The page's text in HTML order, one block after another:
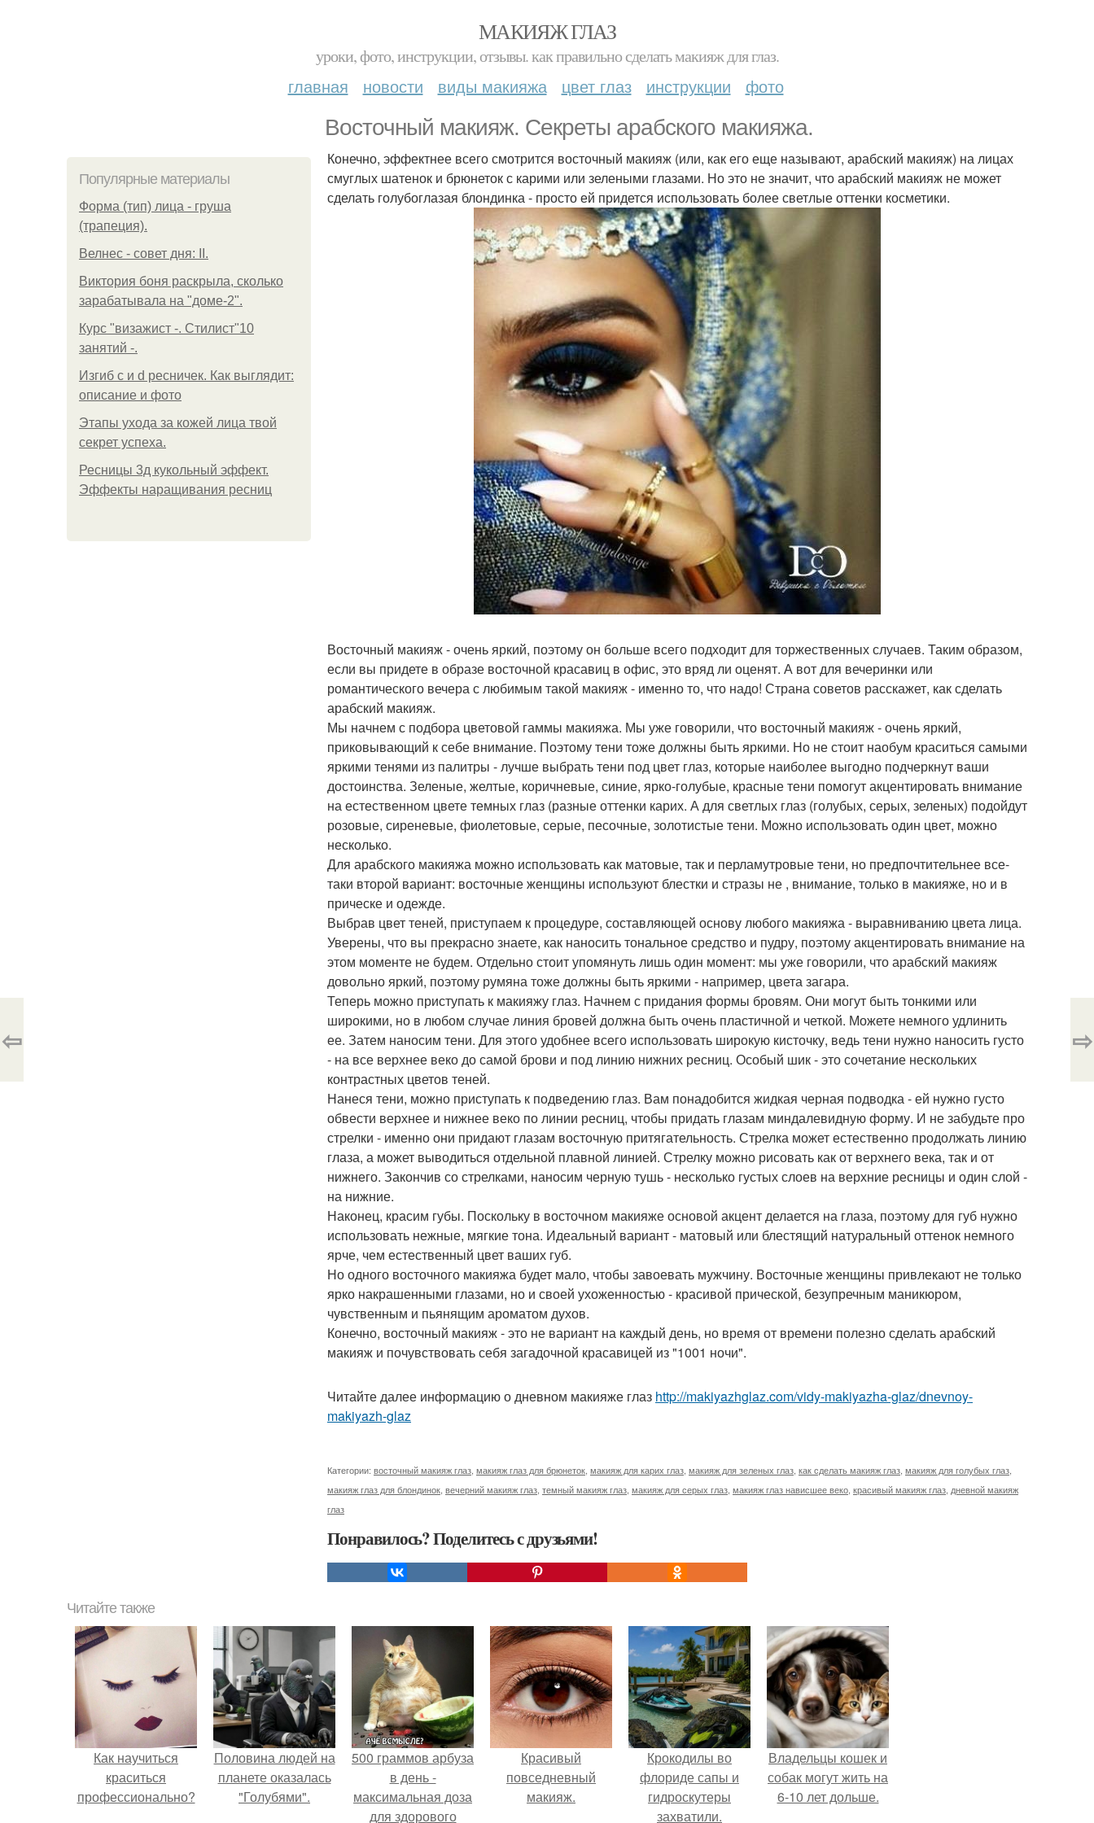
МАКИЯЖ ГЛАЗ
уроки, фото, инструкции, отзывы. как правильно сделать макияж для глаз.
главная новости виды макияжа цвет глаз инструкции фото
Восточный макияж. Секреты арабского макияжа.
Популярные материалы
Форма (тип) лица - груша
(трапеция).
Велнес - совет дня: II.
Виктория боня раскрыла, сколько
зарабатывала на "доме-2".
Курс "визажист -. Стилист"10
занятий -.
Изгиб c и d ресничек. Как выглядит:
описание и фото
Этапы ухода за кожей лица твой
секрет успеха.
Ресницы 3д кукольный эффект.
Эффекты наращивания ресниц
Конечно, эффектнее всего смотрится восточный макияж (или, как его еще называют, арабский макияж) на лицах
смуглых шатенок и брюнеток с карими или зелеными глазами. Но это не значит, что арабский макияж не может
сделать голубоглазая блондинка - просто ей придется использовать более светлые оттенки косметики.
Восточный макияж - очень яркий, поэтому он больше всего подходит для торжественных случаев. Таким образом,
если вы придете в образе восточной красавиц в офис, это вряд ли оценят. А вот для вечеринки или
романтического вечера с любимым такой макияж - именно то, что надо! Страна советов расскажет, как сделать
арабский макияж.
Мы начнем с подбора цветовой гаммы макияжа. Мы уже говорили, что восточный макияж - очень яркий,
приковывающий к себе внимание. Поэтому тени тоже должны быть яркими. Но не стоит наобум краситься самыми
яркими тенями из палитры - лучше выбрать тени под цвет глаз, которые наиболее выгодно подчеркнут ваши
достоинства. Зеленые, желтые, коричневые, синие, ярко-голубые, красные тени помогут акцентировать внимание
на естественном цвете темных глаз (разные оттенки карих. А для светлых глаз (голубых, серых, зеленых) подойдут
розовые, сиреневые, фиолетовые, серые, песочные, золотистые тени. Можно использовать один цвет, можно
несколько.
Для арабского макияжа можно использовать как матовые, так и перламутровые тени, но предпочтительнее все-
таки второй вариант: восточные женщины используют блестки и стразы не , внимание, только в макияже, но и в
прическе и одежде.
Выбрав цвет теней, приступаем к процедуре, составляющей основу любого макияжа - выравниванию цвета лица.
Уверены, что вы прекрасно знаете, как наносить тональное средство и пудру, поэтому акцентировать внимание на
этом моменте не будем. Отдельно стоит упомянуть лишь один момент: мы уже говорили, что арабский макияж
довольно яркий, поэтому румяна тоже должны быть яркими - например, цвета загара.
Теперь можно приступать к макияжу глаз. Начнем с придания формы бровям. Они могут быть тонкими или
широкими, но в любом случае линия бровей должна быть очень пластичной и четкой. Можете немного удлинить
ее. Затем наносим тени. Для этого удобнее всего использовать широкую кисточку, ведь тени нужно наносить густо
- на все верхнее веко до самой брови и под линию нижних ресниц. Особый шик - это сочетание нескольких
контрастных цветов теней.
Нанеся тени, можно приступать к подведению глаз. Вам понадобится жидкая черная подводка - ей нужно густо
обвести верхнее и нижнее веко по линии ресниц, чтобы придать глазам миндалевидную форму. И не забудьте про
стрелки - именно они придают глазам восточную притягательность. Стрелка может естественно продолжать линию
глаза, а может выводиться отдельной плавной линией. Стрелку можно рисовать как от верхнего века, так и от
нижнего. Закончив со стрелками, наносим черную тушь - несколько густых слоев на верхние ресницы и один слой -
на нижние.
Наконец, красим губы. Поскольку в восточном макияже основой акцент делается на глаза, поэтому для губ нужно
использовать нежные, мягкие тона. Идеальный вариант - матовый или блестящий натуральный оттенок немного
ярче, чем естественный цвет ваших губ.
Но одного восточного макияжа будет мало, чтобы завоевать мужчину. Восточные женщины привлекают не только
ярко накрашенными глазами, но и своей ухоженностью - красивой прической, безупречным маникюром,
чувственным и пьянящим ароматом духов.
Конечно, восточный макияж - это не вариант на каждый день, но время от времени полезно сделать арабский
макияж и почувствовать себя загадочной красавицей из "1001 ночи".
Читайте далее информацию о дневном макияже глаз http://makiyazhglaz.com/vidy-makiyazha-glaz/dnevnoy-
makiyazh-glaz
Категории: восточный макияж глаз макияж глаз для брюнеток макияж для карих глаз макияж для зеленых глаз как сделать макияж глаз макияж для голубых глаз
макияж глаз для блондинок вечерний макияж глаз темный макияж глаз макияж для серых глаз макияж глаз нависшее веко красивый макияж глаз дневной макияж
глаз
Понравилось? Поделитесь с друзьями!
⇦ ⇨
Читайте также
Как научиться
краситься
профессионально?
Половина людей на
планете оказалась
"Голубями".
500 граммов арбуза
в день -
максимальная доза
для здорового
Красивый
повседневный
макияж.
Крокодилы во
флориде сапы и
гидроскутеры
захватили.
Владельцы кошек и
собак могут жить на
6-10 лет дольше.